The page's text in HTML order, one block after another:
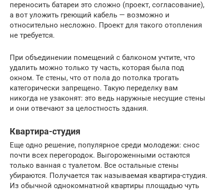
переносить батареи это сложно (проект, согласование),
а вот уложить греющий кабель — возможно и
относительно несложно. Проект для такого отопления
не требуется.
При объединении помещений с балконом учтите, что
удалить можно только ту часть, которая была под
окном. Те стены, что от пола до потолка трогать
категорически запрещено. Такую переделку вам
никогда не узаконят: это ведь наружные несущие стены
и они отвечают за целостность здания.
Квартира-студия
Еще одно решение, популярное среди молодежи: снос
почти всех перегородок. Выгороженными остаются
только ванная с туалетом. Все остальные стены
убираются. Получается так называемая квартира-студия.
Из обычной однокомнатной квартиры площадью чуть